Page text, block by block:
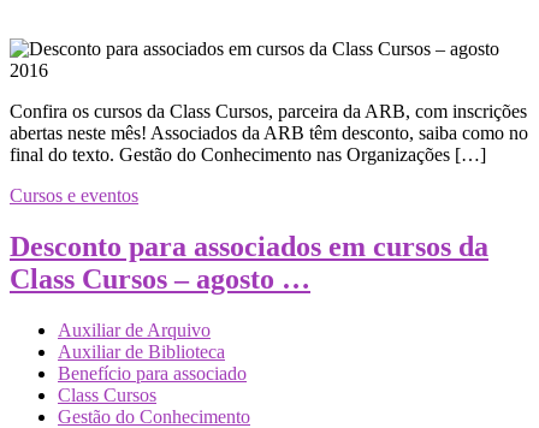
Confira os cursos da Class Cursos, parceira da ARB, com inscrições
abertas neste mês! Associados da ARB têm desconto, saiba como no
final do texto. Gestão do Conhecimento nas Organizações […]
Cursos e eventos
Desconto para associados em cursos da
Class Cursos – agosto …
Auxiliar de Arquivo
Auxiliar de Biblioteca
Benefício para associado
Class Cursos
Gestão do Conhecimento